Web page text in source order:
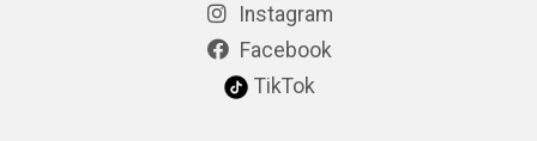
Instagram
Facebook
TikTok